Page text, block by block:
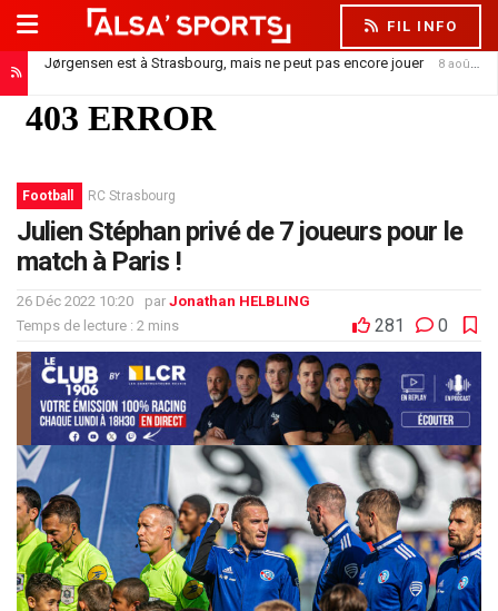
FIL INFO
Jørgensen est à Strasbourg, mais ne peut pas encore jouer 8 août 2026
Football RC Strasbourg
Julien Stéphan privé de 7 joueurs pour le
match à Paris !
26 Déc 2022 10:20 par Jonathan HELBLING
Temps de lecture : 2 mins
281 0